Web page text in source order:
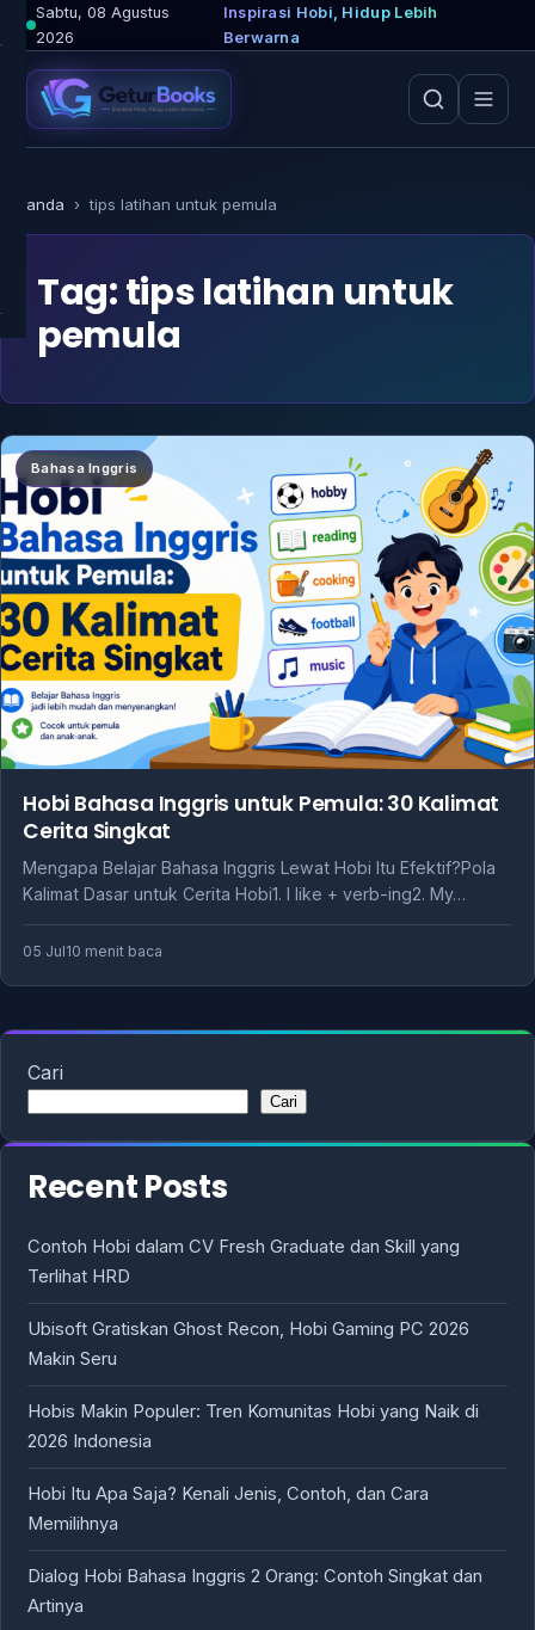
Lewati
ke
konten
Sabtu, 08 Agustus
2026
Inspirasi Hobi, Hidup Lebih
Berwarna
Beranda › tips latihan untuk pemula
Tag:tips latihan untuk
pemula
Bahasa Inggris
Hobi Bahasa Inggris untuk Pemula: 30 Kalimat
Cerita Singkat
Mengapa Belajar Bahasa Inggris Lewat Hobi Itu Efektif?Pola
Kalimat Dasar untuk Cerita Hobi1. I like + verb-ing2. My…
05 Jul10 menit baca
Cari
Cari
Recent Posts
Contoh Hobi dalam CV Fresh Graduate dan Skill yang
Terlihat HRD
Ubisoft Gratiskan Ghost Recon, Hobi Gaming PC 2026
Makin Seru
Hobis Makin Populer: Tren Komunitas Hobi yang Naik di
2026 Indonesia
Hobi Itu Apa Saja? Kenali Jenis, Contoh, dan Cara
Memilihnya
Dialog Hobi Bahasa Inggris 2 Orang: Contoh Singkat dan
Artinya